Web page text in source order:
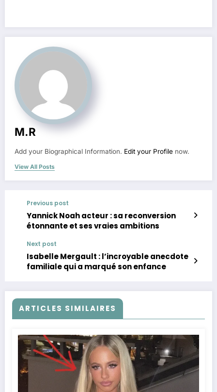
M.R
Add your Biographical Information. Edit your Profile now.
View All Posts
Previous post
Yannick Noah acteur : sa reconversion
étonnante et ses vraies ambitions
Next post
Isabelle Mergault : l’incroyable anecdote
familiale qui a marqué son enfance
ARTICLES SIMILAIRES